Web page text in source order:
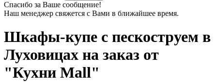
Спасибо за Ваше сообщение!
Наш менеджер свяжется с Вами в ближайшее время.
Шкафы-купе с пескоструем в
Луховицах на заказ от
"Кухни Mall"